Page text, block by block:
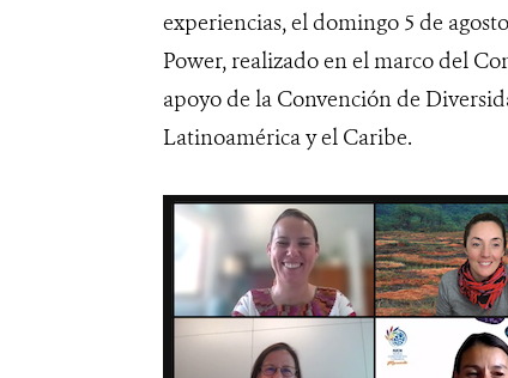
experiencias, el domingo 5 de
Power, realizado en el marco del
apoyo de la Convención de
Latinoamérica y el Caribe.